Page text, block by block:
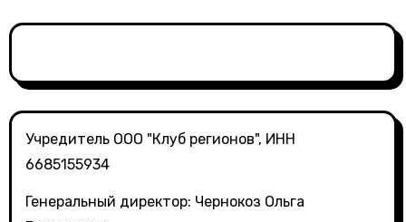
Учредитель ООО "Клуб регионов", ИНН
6685155934
Генеральный директор: Чернокоз Ольга